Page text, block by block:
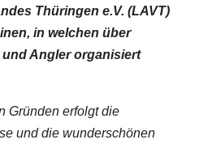
Thüringen e.V. (LAVT)
in welchen über
Angler organisiert
Gründen erfolgt die
und die wunderschönen